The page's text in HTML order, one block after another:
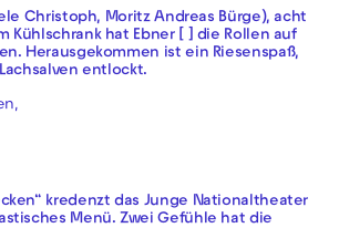
Christoph, Moritz Andreas Bürge), acht
Kühlschrank hat Ebner [ ] die Rollen auf
Herausgekommen ist ein Riesenspaß,
entlockt.
kredenzt das Junge Nationaltheater
Menü. Zwei Gefühle hat die